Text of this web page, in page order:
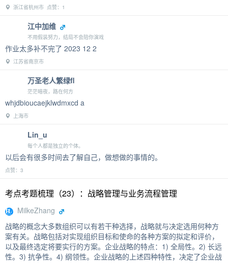
浙江省杭州市 点赞：1
江中加维
不用假装努力，结局不会陪你演戏
作业太多补不完了 2023 12 2
江苏省南京市
万圣老人繁绿fl
茫茫暗夜，路在何方
whjdbioucaejklwdmxcd a
上海市
Lin_u
每个人都是独立的个体。
以后会有很多时间去了解自己，做想做的事情的。
点赞：3
考点考题梳理（23）：战略管理与业务流程管理
MilkeZhang
战略的概念大多数组织可以有若干种选择，战略就与决定选用何种方
案有关。战略包括对实现组织目标和使命的各种方案的拟定和评价，
以及最终选定将要实行的方案。企业战略的特点：1) 全局性。2) 长远
性。3) 抗争性。4) 纲领性。企业战略的上述四种特性，决定了企业战